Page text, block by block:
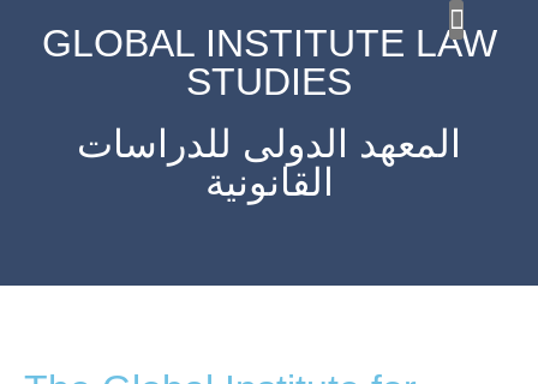
GLOBAL INSTITUTE LAW
STUDIES
المعهد الدولى للدراسات
القانونية